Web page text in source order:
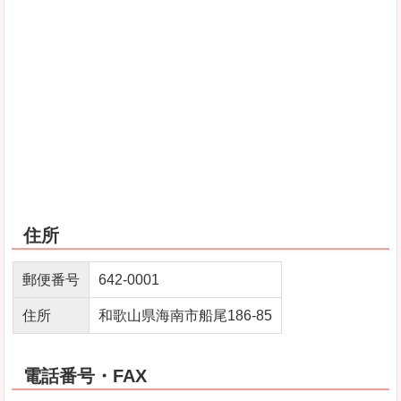
住所
郵便番号 642‐0001
住所 和歌山県海南市船尾186‐85
電話番号・FAX